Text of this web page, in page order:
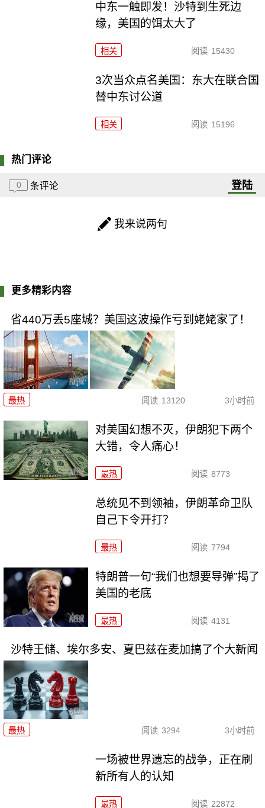
中东一触即发！沙特到生死边
缘，美国的饵太大了
相关 阅读 15430
3次当众点名美国：东大在联合国
替中东讨公道
相关 阅读 15196
热门评论
0 条评论 登陆
我来说两句
更多精彩内容
省440万丢5座城？美国这波操作亏到姥姥家了！
最热 阅读 13120 3小时前
对美国幻想不灭，伊朗犯下两个
大错，令人痛心！
最热 阅读 8773
总统见不到领袖，伊朗革命卫队
自己下令开打？
最热 阅读 7794
特朗普一句“我们也想要导弹”揭了
美国的老底
最热 阅读 4131
沙特王储、埃尔多安、夏巴兹在麦加搞了个大新闻
最热 阅读 3294 3小时前
一场被世界遗忘的战争，正在刷
新所有人的认知
最热 阅读 22872